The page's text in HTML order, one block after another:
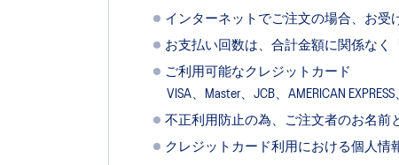
インターネットでご注文の場合、お受
お支払い回数は、合計金額に関係なく
ご利用可能なクレジットカード
VISA、Master、JCB、AMERICAN
不正利用防止の為、ご注文者のお名前
クレジットカード利用における個人情